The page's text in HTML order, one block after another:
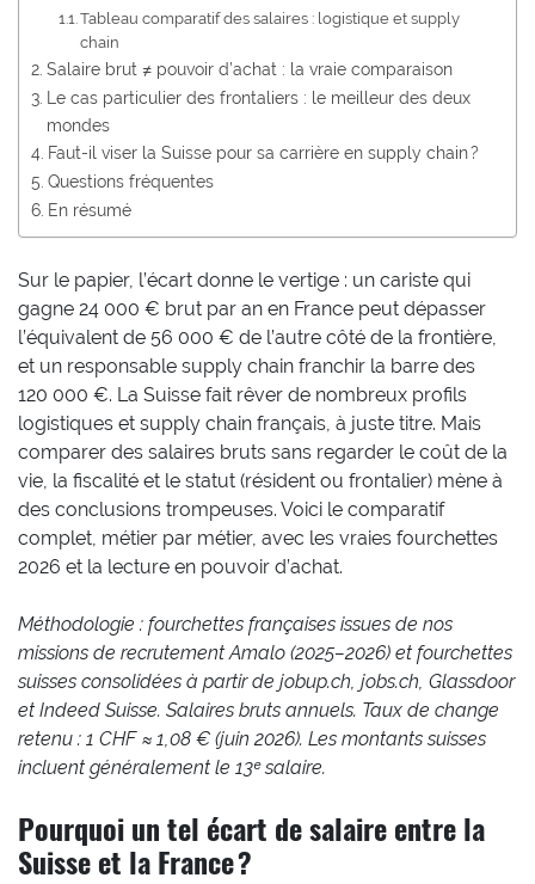
Tableau comparatif des salaires : logistique et supply
chain
Salaire brut ≠ pouvoir d’achat : la vraie comparaison
Le cas particulier des frontaliers : le meilleur des deux
mondes
Faut-il viser la Suisse pour sa carrière en supply chain ?
Questions fréquentes
En résumé
Sur le papier, l’écart donne le vertige : un cariste qui
gagne 24 000 € brut par an en France peut dépasser
l’équivalent de 56 000 € de l’autre côté de la frontière,
et un responsable supply chain franchir la barre des
120 000 €. La Suisse fait rêver de nombreux profils
logistiques et supply chain français, à juste titre. Mais
comparer des salaires bruts sans regarder le coût de la
vie, la fiscalité et le statut (résident ou frontalier) mène à
des conclusions trompeuses. Voici le comparatif
complet, métier par métier, avec les vraies fourchettes
2026 et la lecture en pouvoir d’achat.
Méthodologie : fourchettes françaises issues de nos
missions de recrutement Amalo (2025–2026) et fourchettes
suisses consolidées à partir de jobup.ch, jobs.ch, Glassdoor
et Indeed Suisse. Salaires bruts annuels. Taux de change
retenu : 1 CHF ≈ 1,08 € (juin 2026). Les montants suisses
incluent généralement le 13ᵉ salaire.
Pourquoi un tel écart de salaire entre la
Suisse et la France ?